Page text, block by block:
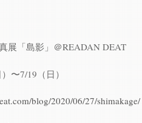
展「島影」＠READAN DEAT
〜7/19（日）
blog/2020/06/27/shimakage/